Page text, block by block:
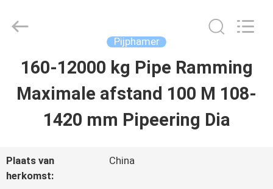
THUIS
PRODUCTEN
VIDEO'S
Baiwei
Reserved.
Pijphamer
160-12000 kg Pipe Ramming
Maximale afstand 100 M 108-
1420 mm Pipeering Dia
Plaats van
herkomst:
China